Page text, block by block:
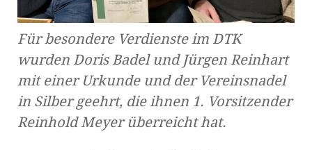
Für besondere Verdienste im DTK
wurden Doris Badel und Jürgen Reinhart
mit einer Urkunde und der Vereinsnadel
in Silber geehrt, die ihnen 1. Vorsitzender
Reinhold Meyer überreicht hat.